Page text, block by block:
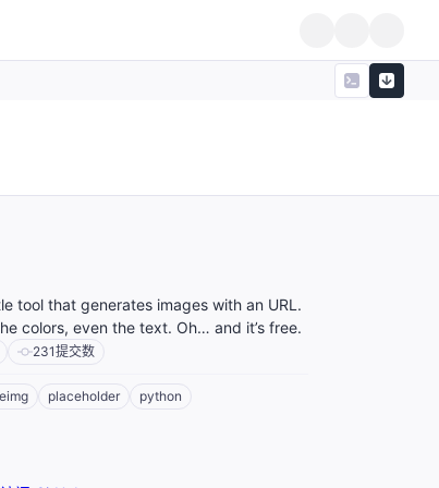
tool that generates images with an URL.
colors, even the text. Oh… and it’s free.
231提交数
placeholder
python